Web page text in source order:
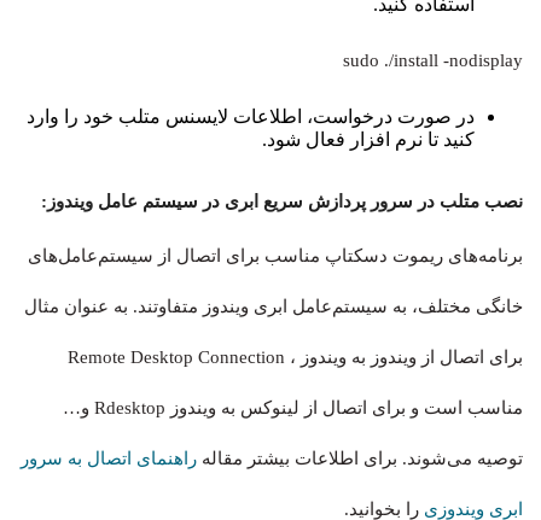
استفاده کنید.
sudo ./install -nodisplay
در صورت درخواست، اطلاعات لایسنس متلب خود را وارد
کنید تا نرم افزار فعال شود.
نصب متلب در سرور پردازش سریع ابری در سیستم عامل ویندوز:
برنامه‌های ریموت دسکتاپ مناسب برای اتصال از سیستم‌عامل‌های
خانگی مختلف، به سیستم‌عامل ابری ویندوز متفاوتند. به عنوان مثال
برای اتصال از ویندوز به ویندوز ، Remote Desktop Connection
مناسب است و برای اتصال از لینوکس به ویندوز Rdesktop و…
توصیه می‌شوند. برای اطلاعات بیشتر مقاله راهنمای اتصال به سرور
ابری ویندوزی را بخوانید.